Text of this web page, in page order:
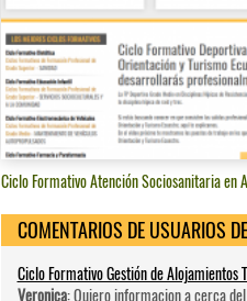
Ciclo Formativo Atención Sociosanitaria en
COMENTARIOS DE USUARIOS
Ciclo Formativo Gestión de Alojamientos
Veronica: Quiero informacion a cerca